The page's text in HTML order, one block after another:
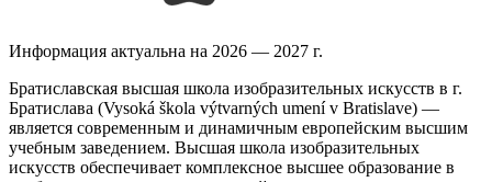
Информация актуальна на 2026 — 2027 г.
Братиславская высшая школа изобразительных искусств в г.
Братислава (Vysoká škola výtvarných umení v Bratislave) —
является современным и динамичным европейским высшим
учебным заведением. Высшая школа изобразительных
искусств обеспечивает комплексное высшее образование в